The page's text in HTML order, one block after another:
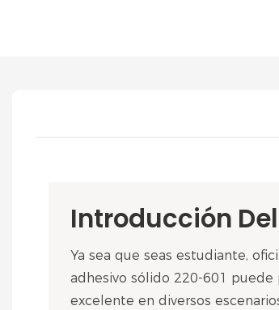
Introducción
Ya sea que seas estudiante,
adhesivo sólido 220-601
excelente en diversos